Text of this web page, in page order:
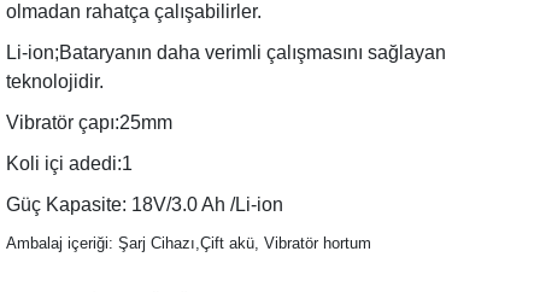
olmadan rahatça çalışabilirler.
Li-ion;Bataryanın daha verimli çalışmasını sağlayan
teknolojidir.
Vibratör çapı:25mm
Koli içi adedi:1
Güç Kapasite: 18V/3.0 Ah /Li-ion
Ambalaj içeriği: Şarj Cihazı,Çift akü, Vibratör hortum